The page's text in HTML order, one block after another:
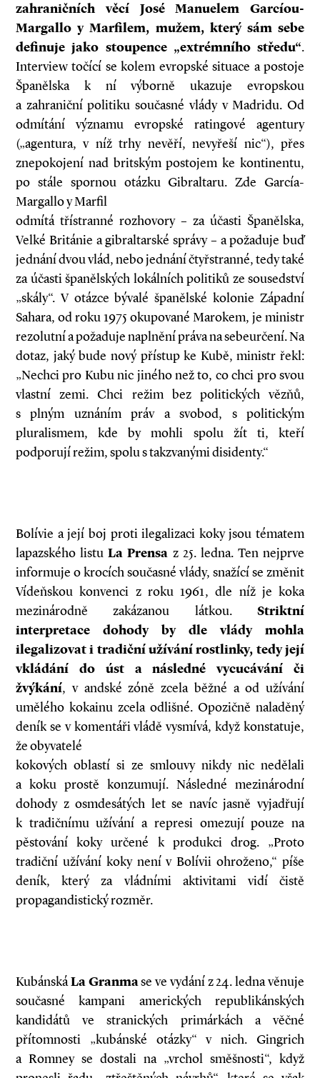
zahraničních věcí José Manuelem Garcíou­
Margallo y Marfilem, mužem, který sám sebe
definuje jako stoupence „extrémního středu“.
Interview točící se kolem evropské situace a postoje
Španělska k ní výborně ukazuje evropskou
a zahraniční politiku současné vlády v Madridu. Od
odmítání významu evropské ratingové agentury
(„agentura, v níž trhy nevěří, nevyřeší nic“), přes
znepokojení nad britským postojem ke kontinentu,
po stále spornou otázku Gibraltaru. Zde García­
Margallo y Marfil
odmítá třístranné rozhovory – za účasti Španělska,
Velké Británie a gibraltarské správy – a požaduje buď
jednání dvou vlád, nebo jednání čtyřstranné, tedy také
za účasti španělských lokálních politiků ze sousedství
„skály“. V otázce bývalé španělské kolonie Západní
Sahara, od roku 1975 okupované Marokem, je ministr
rezolutní a požaduje naplnění práva na sebeurčení. Na
dotaz, jaký bude nový přístup ke Kubě, ministr řekl:
„Nechci pro Kubu nic jiného než to, co chci pro svou
vlastní zemi. Chci režim bez politických vězňů,
s plným uznáním práv a svobod, s politickým
pluralismem, kde by mohli spolu žít ti, kteří
podporují režim, spolu s takzvanými disidenty.“
Bolívie a její boj proti ilegalizaci koky jsou tématem
lapazského listuLa Prensa z 25. ledna. Ten nejprve
informuje o krocích současné vlády, snažící se změnit
Vídeňskou konvenci z roku 1961, dle níž je koka
mezinárodně zakázanou látkou. Striktní
interpretace dohody by dle vlády mohla
ilegalizovat i tradiční užívání rostlinky, tedy její
vkládání do úst a následné vycucávání či
žvýkání, v andské zóně zcela běžné a od užívání
umělého kokainu zcela odlišné. Opozičně naladěný
deník se v komentáři vládě vysmívá, když konstatuje,
že obyvatelé
kokových oblastí si ze smlouvy nikdy nic nedělali
a koku prostě konzumují. Následné mezinárodní
dohody z osmdesátých let se navíc jasně vyjadřují
k tradičnímu užívání a represi omezují pouze na
pěstování koky určené k produkci drog. „Proto
tradiční užívání koky není v Bolívii ohroženo,“ píše
deník, který za vládními aktivitami vidí čistě
propagandistický rozměr.
KubánskáLa Granmase ve vydání z 24. ledna věnuje
současné kampani amerických republikánských
kandidátů ve stranických primárkách a věčné
přítomnosti „kubánské otázky“ v nich. Gingrich
a Romney se dostali na „vrchol směšnosti“, když